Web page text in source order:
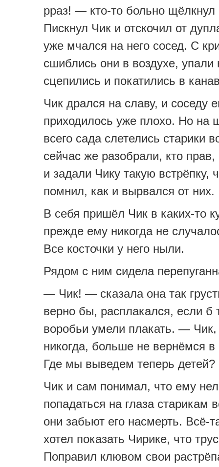
рраз! — кто-то больно щёлкнул
Пискнул Чик и отскочил от
уже мчался на него сосед. С
сшиблись они в воздухе,
сцепились и покатились в
Чик дрался на славу, и соседу
приходилось уже плохо. Но на
всего сада слетелись старики
сейчас же разобрали, кто прав,
и задали Чику такую встрёпку,
помнил, как и вырвался от них.
В себя пришёл Чик в каких-то
прежде ему никогда не
Все косточки у него ныли.
Рядом с ним сидела
— Чик! — сказала она так
верно бы, расплакался, если б
воробьи умели плакать. —
никогда, больше не вернёмся в
Где мы выведем теперь детей?
Чик и сам понимал, что ему
попадаться на глаза старикам
они забьют его насмерть. Всё-
хотел показать Чирике, что
Поправил клювом свои